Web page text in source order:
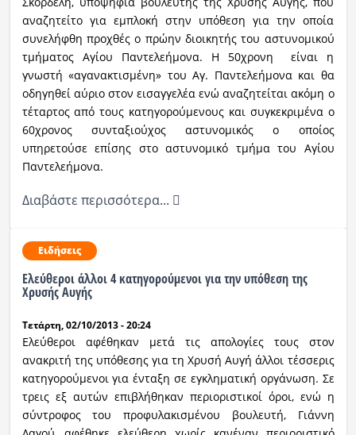
αναζητείτο για εμπλοκή στην υπόθεση για την οποία
συνελήφθη προχθές ο πρώην διοικητής του αστυνομικού
τμήματος Αγίου Παντελεήμονα. Η 50χρονη είναι η
γνωστή «αγανακτισμένη» του Αγ. Παντελεήμονα και θα
οδηγηθεί αύριο στον εισαγγελέα ενώ αναζητείται ακόμη ο
τέταρτος από τους κατηγορούμενους και συγκεκριμένα ο
60χρονος συνταξιούχος αστυνομικός ο οποίος
υπηρετούσε επίσης στο αστυνομικό τμήμα του Αγίου
Παντελεήμονα.
Διαβάστε περισσότερα...
Ειδήσεις
Ελεύθεροι άλλοι 4 κατηγορούμενοι για την υπόθεση της
Χρυσής Αυγής
Τετάρτη, 02/10/2013 - 20:24
Ελεύθεροι αφέθηκαν μετά τις απολογίες τους στον
ανακριτή της υπόθεσης για τη Χρυσή Αυγή άλλοι τέσσερις
κατηγορούμενοι για ένταξη σε εγκληματική οργάνωση. Σε
τρεις εξ αυτών επιβλήθηκαν περιοριστικοί όροι, ενώ η
σύντροφος του προφυλακισμένου βουλευτή, Γιάννη